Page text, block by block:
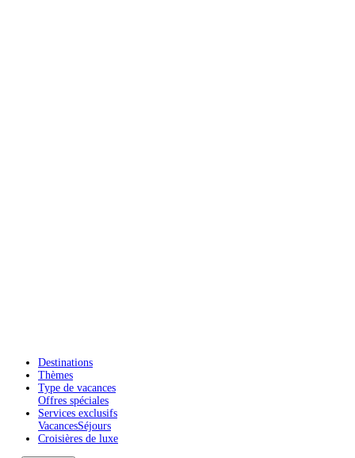
Destinations
Thèmes
Type de vacances
Offres spéciales
Services exclusifs
VacancesSéjours
Croisières de luxe